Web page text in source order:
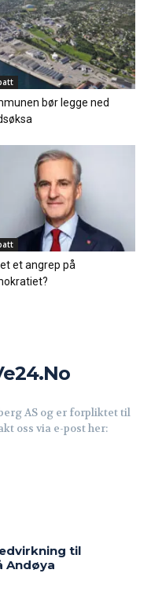
bør legge ned
et angrep på
AS og er forpliktet til
oss via e-post her:
til
Andøya